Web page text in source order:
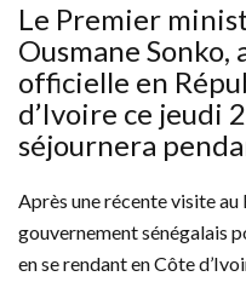
Le Premier
Ousmane
officielle en
d’Ivoire ce jeudi
séjournera
Après une récente visite au
gouvernement sénégalais
en se rendant en Côte